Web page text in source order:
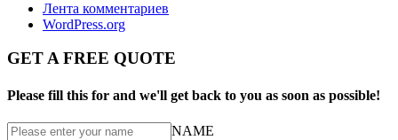
Лента комментариев
WordPress.org
GET A FREE QUOTE
Please fill this for and we'll get back to you as soon as possible!
NAME